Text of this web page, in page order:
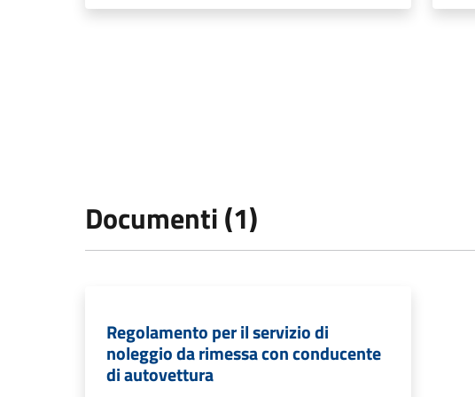
Documenti (1)
Regolamento per il servizio di
noleggio da rimessa con conducente
di autovettura